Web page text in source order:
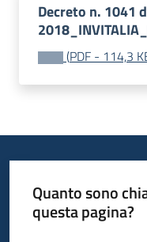
Decreto n. 1041
(PDF - 114,3
Quanto sono
questa pagina?